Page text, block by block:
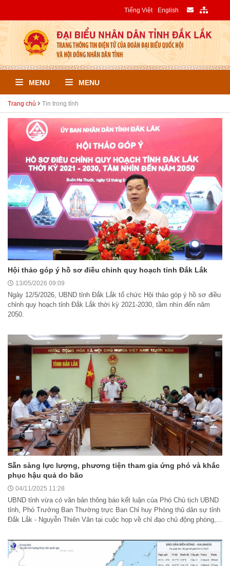
Tiếng Việt English
MENU MENU
Trang chủ Tin trong tỉnh
Hội thảo góp ý hồ sơ điều chỉnh quy hoạch tỉnh Đắk Lắk
13/05/2026 09:09
Ngày 12/5/2026, UBND tỉnh Đắk Lắk tổ chức Hội thảo góp ý hồ sơ điều
chỉnh quy hoạch tỉnh Đắk Lắk thời kỳ 2021-2030, tầm nhìn đến năm
2050.
Sẵn sàng lực lượng, phương tiện tham gia ứng phó và khắc
phục hậu quả do bão
04/11/2025 11:28
UBND tỉnh vừa có văn bản thông báo kết luận của Phó Chủ tịch UBND
tỉnh, Phó Trưởng Ban Thường trực Ban Chỉ huy Phòng thủ dân sự tỉnh
Đắk Lắk - Nguyễn Thiên Văn tại cuộc họp về chỉ đạo chủ động phòng,...